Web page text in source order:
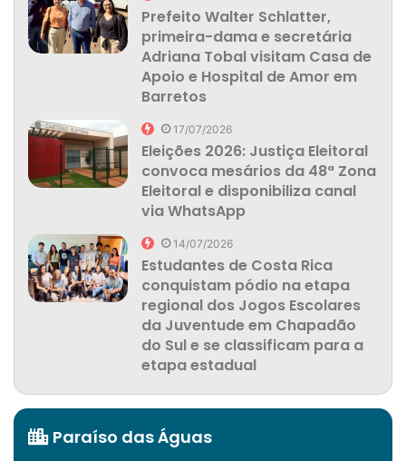
Prefeito Walter Schlatter,
primeira-dama e secretária
Adriana Tobal visitam Casa de
Apoio e Hospital de Amor em
Barretos
17/07/2026
Eleições 2026: Justiça Eleitoral
convoca mesários da 48ª Zona
Eleitoral e disponibiliza canal
via WhatsApp
14/07/2026
Estudantes de Costa Rica
conquistam pódio na etapa
regional dos Jogos Escolares
da Juventude em Chapadão
do Sul e se classificam para a
etapa estadual
Paraíso das Águas